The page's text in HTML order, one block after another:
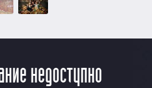
недоступно